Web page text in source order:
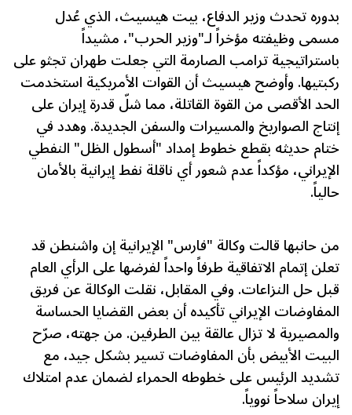
بدوره تحدث وزير الدفاع، بيت هيسيث، الذي عُدل
مسمى وظيفته مؤخراً لـ"وزير الحرب"، مشيداً
باستراتيجية ترامب الصارمة التي جعلت طهران تجثو على
ركبتيها. وأوضح هيسيث أن القوات الأمريكية استخدمت
الحد الأقصى من القوة القاتلة، مما شلّ قدرة إيران على
إنتاج الصواريخ والمسيرات والسفن الجديدة. وهدد في
ختام حديثه بقطع خطوط إمداد "أسطول الظل" النفطي
الإيراني، مؤكداً عدم شعور أي ناقلة نفط إيرانية بالأمان
حالياً.
من حانبها قالت وكالة "فارس" الإيرانية إن واشنطن قد
تعلن إتمام الاتفاقية طرفاً واحداً لفرضها على الرأي العام
قبل حل النزاعات. وفي المقابل، نقلت الوكالة عن فريق
المفاوضات الإيراني تأكيده أن بعض القضايا الحساسة
والمصيرية لا تزال عالقة بين الطرفين. من جهته، صرّح
البيت الأبيض بأن المفاوضات تسير بشكل جيد، مع
تشديد الرئيس على خطوطه الحمراء لضمان عدم امتلاك
إيران سلاحاً نووياً.